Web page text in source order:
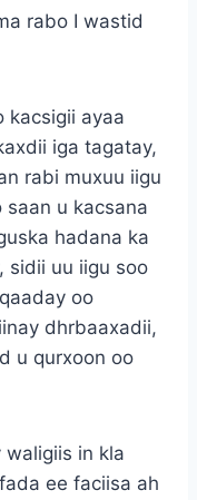
rabo I wastid
kacsigii ayaa
iga tagatay,
rabi muxuu iigu
u kacsana
hadana ka
sidii uu iigu soo
oo
dhrbaaxadii,
u qurxoon oo
waligiis in kla
ee faciisa ah